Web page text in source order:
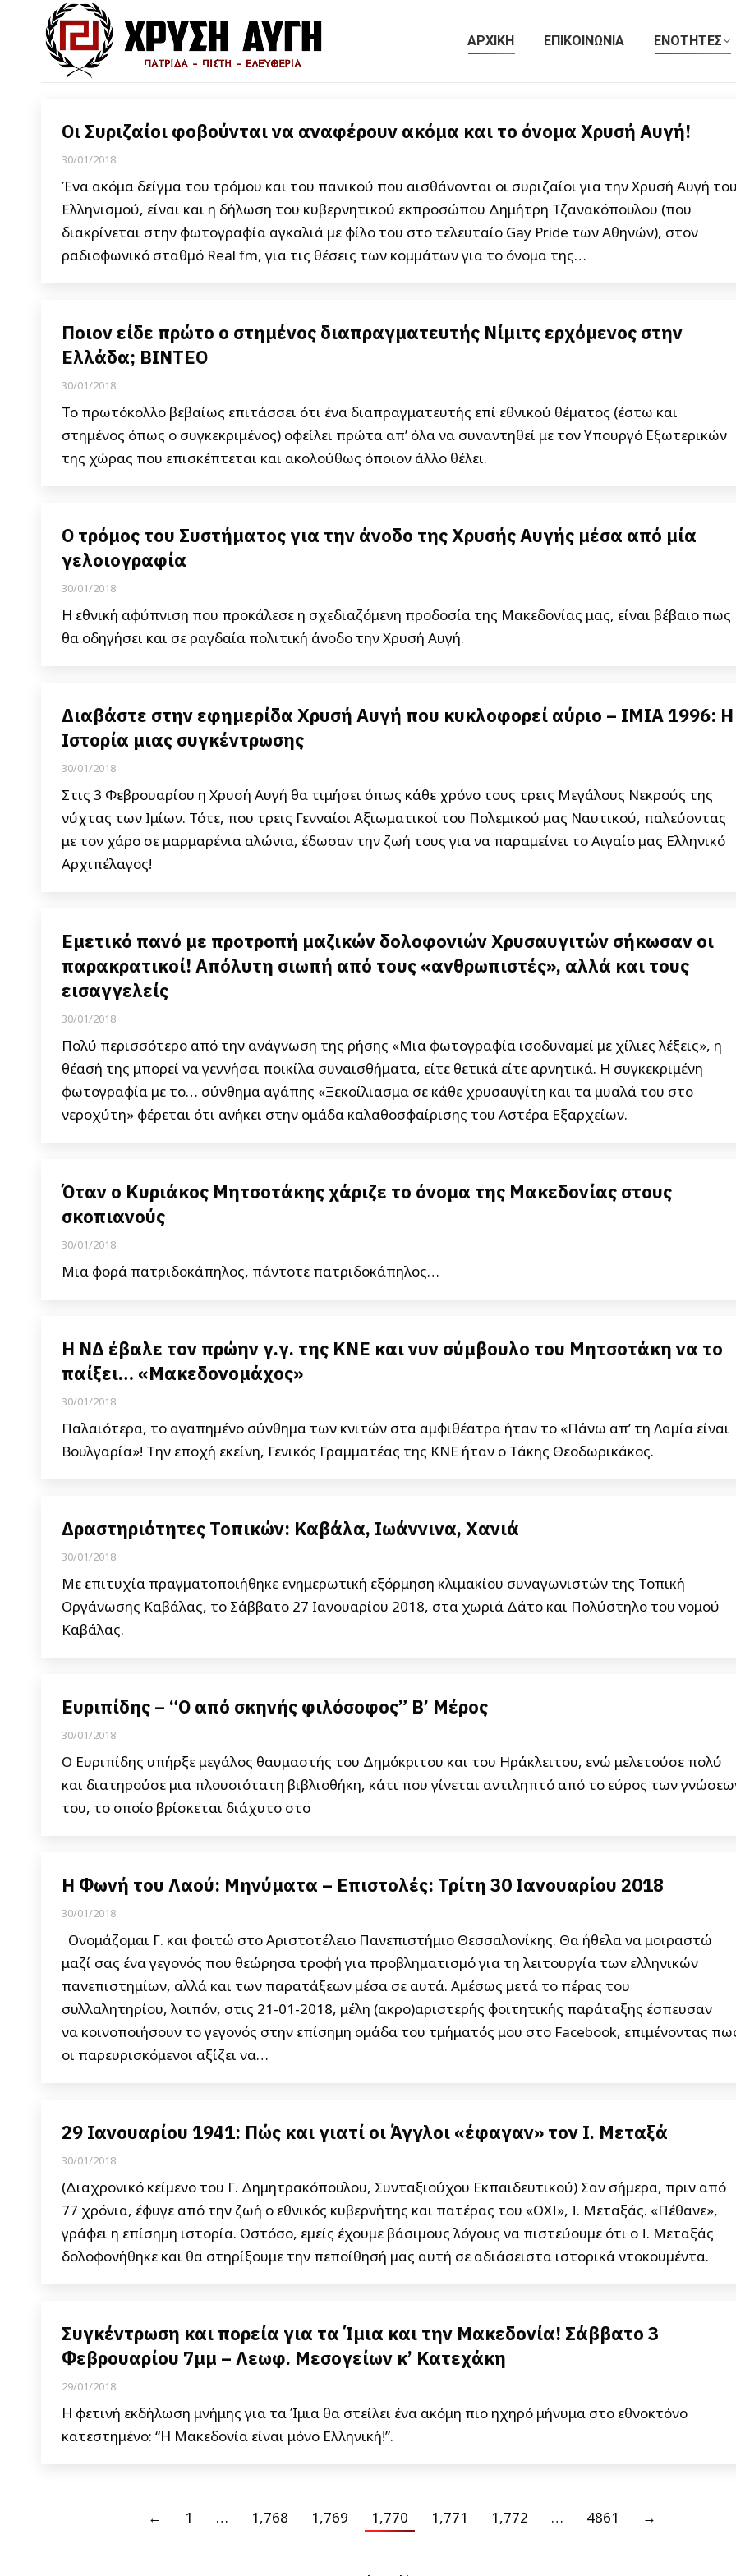
ΑΡΧΙΚΗ ΕΠΙΚΟΙΝΩΝΙΑ ΕΝΟΤΗΤΕΣ
Οι Συριζαίοι φοβούνται να αναφέρουν ακόμα και το όνομα Χρυσή Αυγή!
30/01/2018
Ένα ακόμα δείγμα του τρόμου και του πανικού που αισθάνονται οι συριζαίοι για την Χρυσή Αυγή
Ελληνισμού, είναι και η δήλωση του κυβερνητικού εκπροσώπου Δημήτρη Τζανακόπουλου (που
διακρίνεται στην φωτογραφία αγκαλιά με φίλο του στο τελευταίο Gay Pride των Αθηνών), στον
ραδιοφωνικό σταθμό Real fm, για τις θέσεις των κομμάτων για το όνομα της…
Ποιον είδε πρώτο ο στημένος διαπραγματευτής Νίμιτς ερχόμενος στην
Ελλάδα; ΒΙΝΤΕΟ
30/01/2018
Το πρωτόκολλο βεβαίως επιτάσσει ότι ένα διαπραγματευτής επί εθνικού θέματος (έστω και
στημένος όπως ο συγκεκριμένος) οφείλει πρώτα απ’ όλα να συναντηθεί με τον Υπουργό Εξωτερικών
της χώρας που επισκέπτεται και ακολούθως όποιον άλλο θέλει.
Ο τρόμος του Συστήματος για την άνοδο της Χρυσής Αυγής μέσα από μία
γελοιογραφία
30/01/2018
Η εθνική αφύπνιση που προκάλεσε η σχεδιαζόμενη προδοσία της Μακεδονίας μας, είναι βέβαιο πως
θα οδηγήσει και σε ραγδαία πολιτική άνοδο την Χρυσή Αυγή.
Διαβάστε στην εφημερίδα Χρυσή Αυγή που κυκλοφορεί αύριο – ΙΜΙΑ 1996: Η
Ιστορία μιας συγκέντρωσης
30/01/2018
Στις 3 Φεβρουαρίου η Χρυσή Αυγή θα τιμήσει όπως κάθε χρόνο τους τρεις Μεγάλους Νεκρούς της
νύχτας των Ιμίων. Τότε, που τρεις Γενναίοι Αξιωματικοί του Πολεμικού μας Ναυτικού, παλεύοντας
με τον χάρο σε μαρμαρένια αλώνια, έδωσαν την ζωή τους για να παραμείνει το Αιγαίο μας Ελληνικό
Αρχιπέλαγος!
Εμετικό πανό με προτροπή μαζικών δολοφονιών Χρυσαυγιτών σήκωσαν οι
παρακρατικοί! Απόλυτη σιωπή από τους «ανθρωπιστές», αλλά και τους
εισαγγελείς
30/01/2018
Πολύ περισσότερο από την ανάγνωση της ρήσης «Μια φωτογραφία ισοδυναμεί με χίλιες λέξεις», η
θέασή της μπορεί να γεννήσει ποικίλα συναισθήματα, είτε θετικά είτε αρνητικά. Η συγκεκριμένη
φωτογραφία με το… σύνθημα αγάπης «Ξεκοίλιασμα σε κάθε χρυσαυγίτη και τα μυαλά του στο
νεροχύτη» φέρεται ότι ανήκει στην ομάδα καλαθοσφαίρισης του Αστέρα Εξαρχείων.
Όταν ο Κυριάκος Μητσοτάκης χάριζε το όνομα της Μακεδονίας στους
σκοπιανούς
30/01/2018
Μια φορά πατριδοκάπηλος, πάντοτε πατριδοκάπηλος…
Η ΝΔ έβαλε τον πρώην γ.γ. της ΚΝΕ και νυν σύμβουλο του Μητσοτάκη να το
παίξει… «Μακεδονομάχος»
30/01/2018
Παλαιότερα, το αγαπημένο σύνθημα των κνιτών στα αμφιθέατρα ήταν το «Πάνω απ’ τη Λαμία είναι
Βουλγαρία»! Την εποχή εκείνη, Γενικός Γραμματέας της ΚΝΕ ήταν ο Τάκης Θεοδωρικάκος.
Δραστηριότητες Τοπικών: Καβάλα, Ιωάννινα, Χανιά
30/01/2018
Με επιτυχία πραγματοποιήθηκε ενημερωτική εξόρμηση κλιμακίου συναγωνιστών της Τοπική
Οργάνωσης Καβάλας, το Σάββατο 27 Ιανουαρίου 2018, στα χωριά Δάτο και Πολύστηλο του νομού
Καβάλας.
Ευριπίδης – “Ο από σκηνής φιλόσοφος” Β’ Μέρος
30/01/2018
Ο Ευριπίδης υπήρξε μεγάλος θαυμαστής του Δημόκριτου και του Ηράκλειτου, ενώ μελετούσε πολύ
και διατηρούσε μια πλουσιότατη βιβλιοθήκη, κάτι που γίνεται αντιληπτό από το εύρος των
του, το οποίο βρίσκεται διάχυτο στο
Η Φωνή του Λαού: Μηνύματα – Επιστολές: Τρίτη 30 Ιανουαρίου 2018
30/01/2018
Ονομάζομαι Γ. και φοιτώ στο Αριστοτέλειο Πανεπιστήμιο Θεσσαλονίκης. Θα ήθελα να μοιραστώ
μαζί σας ένα γεγονός που θεώρησα τροφή για προβληματισμό για τη λειτουργία των ελληνικών
πανεπιστημίων, αλλά και των παρατάξεων μέσα σε αυτά. Αμέσως μετά το πέρας του
συλλαλητηρίου, λοιπόν, στις 21-01-2018, μέλη (ακρο)αριστερής φοιτητικής παράταξης έσπευσαν
να κοινοποιήσουν το γεγονός στην επίσημη ομάδα του τμήματός μου στο Facebook, επιμένοντας
οι παρευρισκόμενοι αξίζει να…
29 Ιανουαρίου 1941: Πώς και γιατί οι Άγγλοι «έφαγαν» τον Ι. Μεταξά
30/01/2018
(Διαχρονικό κείμενο του Γ. Δημητρακόπουλου, Συνταξιούχου Εκπαιδευτικού) Σαν σήμερα, πριν από
77 χρόνια, έφυγε από την ζωή ο εθνικός κυβερνήτης και πατέρας του «ΟΧΙ», Ι. Μεταξάς. «Πέθανε»,
γράφει η επίσημη ιστορία. Ωστόσο, εμείς έχουμε βάσιμους λόγους να πιστεύουμε ότι ο Ι. Μεταξάς
δολοφονήθηκε και θα στηρίξουμε την πεποίθησή μας αυτή σε αδιάσειστα ιστορικά ντοκουμέντα.
Συγκέντρωση και πορεία για τα Ίμια και την Μακεδονία! Σάββατο 3
Φεβρουαρίου 7μμ – Λεωφ. Μεσογείων κ’ Κατεχάκη
29/01/2018
Η φετινή εκδήλωση μνήμης για τα Ίμια θα στείλει ένα ακόμη πιο ηχηρό μήνυμα στο εθνοκτόνο
κατεστημένο: “Η Μακεδονία είναι μόνο Ελληνική!”.
← 1 … 1,768 1,769 1,770 1,771 1,772 … 4861 →